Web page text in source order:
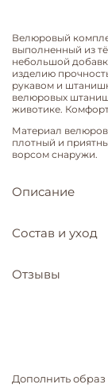
Велюровый
выполненный из
небольшой
изделию
рукавом и
велюровых
животике.
Материал
плотный и
ворсом снаружи.
Описание
Состав и уход
Отзывы
Дополнить образ